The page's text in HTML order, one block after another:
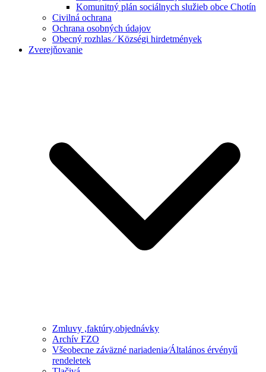
Komunitný plán sociálnych služieb obce Chotín
Civilná ochrana
Ochrana osobných údajov
Obecný rozhlas ⁄ Községi hirdetmények
Zverejňovanie
Zmluvy ,faktúry,objednávky
Archív FZO
Všeobecne záväzné nariadenia⁄Általános érvényű
rendeletek